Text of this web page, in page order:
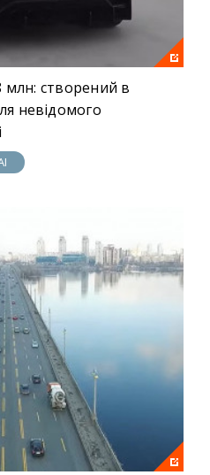
млн: створений в
невідомого